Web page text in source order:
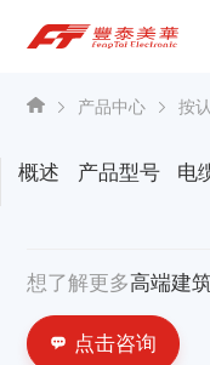
为什么选择丰泰？
产品中心
资讯中心
联系我们
产品中心 按
概述 产品型号 电
想了解更多高端建
点击咨询